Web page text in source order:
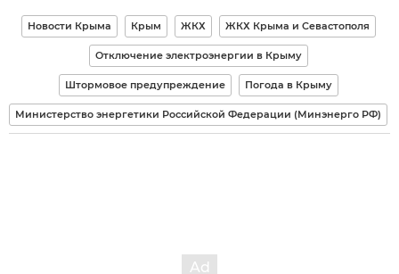
Новости Крыма Крым ЖКХ ЖКХ Крыма и Севастополя
Отключение электроэнергии в Крыму
Штормовое предупреждение Погода в Крыму
Министерство энергетики Российской Федерации (Минэнерго РФ)